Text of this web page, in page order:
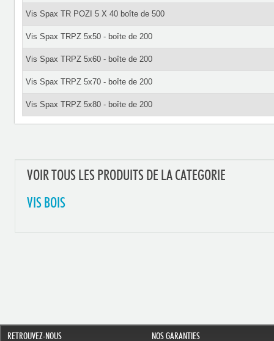
Vis Spax TR POZI 5 X 40 boîte de 500
Vis Spax TRPZ 5x50 - boîte de 200
Vis Spax TRPZ 5x60 - boîte de 200
Vis Spax TRPZ 5x70 - boîte de 200
Vis Spax TRPZ 5x80 - boîte de 200
VOIR TOUS LES PRODUITS DE LA CATEGORIE
VIS BOIS
RETROUVEZ-NOUS NOS GARANTIES